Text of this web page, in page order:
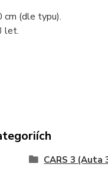
(dle typu).
let.
CARS 3 (Auta